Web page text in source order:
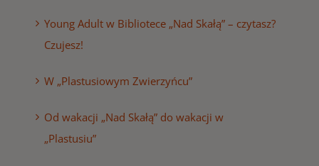
Young Adult w Bibliotece „Nad Skałą” – czytasz?
Czujesz!
W „Plastusiowym Zwierzyńcu”
Od wakacji „Nad Skałą” do wakacji w
„Plastusiu”